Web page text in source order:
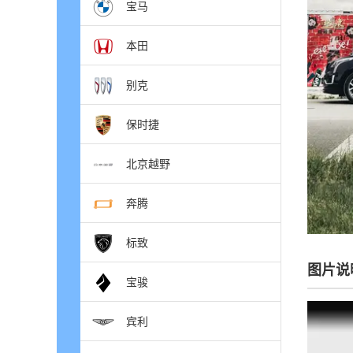
宝马
本田
别克
保时捷
北京越野
奔腾
标致
宝骏
宾利
图片